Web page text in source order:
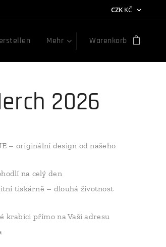
CZK KČ
Mehr Warenkorb
2026
– originální design od našeho
na celý den
tiskárně – dlouhá životnost
krabici přímo na Vaši adresu